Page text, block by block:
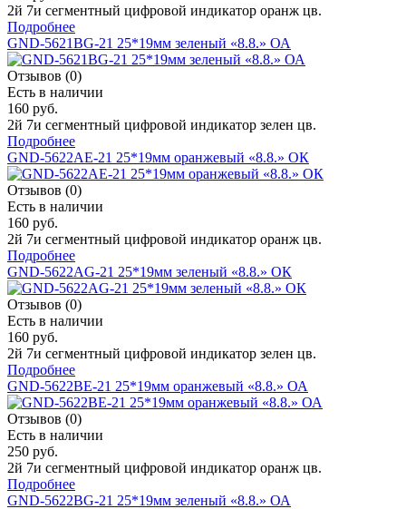
2й 7и сегментный цифровой индикатор оранж цв.
Подробнее
GND-5621BG-21 25*19мм зеленый «8.8.» ОА
Отзывов (0)
Есть в наличии
160 руб.
2й 7и сегментный цифровой индикатор зелен цв.
Подробнее
GND-5622AE-21 25*19мм оранжевый «8.8.» ОК
Отзывов (0)
Есть в наличии
160 руб.
2й 7и сегментный цифровой индикатор оранж цв.
Подробнее
GND-5622AG-21 25*19мм зеленый «8.8.» ОК
Отзывов (0)
Есть в наличии
160 руб.
2й 7и сегментный цифровой индикатор зелен цв.
Подробнее
GND-5622BE-21 25*19мм оранжевый «8.8.» ОА
Отзывов (0)
Есть в наличии
250 руб.
2й 7и сегментный цифровой индикатор оранж цв.
Подробнее
GND-5622BG-21 25*19мм зеленый «8.8.» ОА